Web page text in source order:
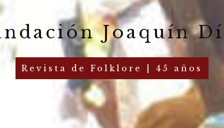
Joaquín
Revista de Folklore | 45 años